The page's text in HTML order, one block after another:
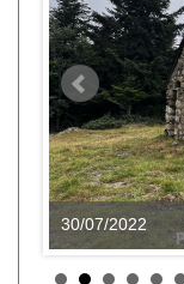
30/07/2022